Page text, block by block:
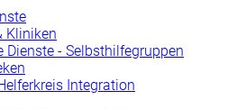
Kliniken
Dienste - Selbsthilfegruppen
Integration